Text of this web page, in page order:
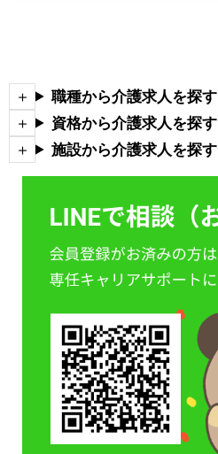
職種から介護求人を探す
資格から介護求人を探す
施設から介護求人を探す